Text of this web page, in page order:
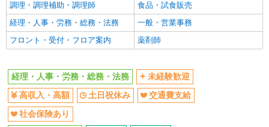
未経験歓迎
土日祝休み
交通費支給
社会保険あり
調理・調理補助・調理師
食品・試食販売
経理・人事・労務・総務・法務
一般・営業事務
フロント・受付・フロア案内
薬剤師
経理・人事・労務・総務・法務
未経験歓迎
高収入・高額
土日祝休み
交通費支給
社会保険あり